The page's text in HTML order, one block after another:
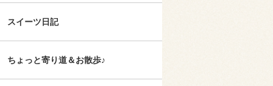
スイーツ日記
ちょっと寄り道＆お散歩♪